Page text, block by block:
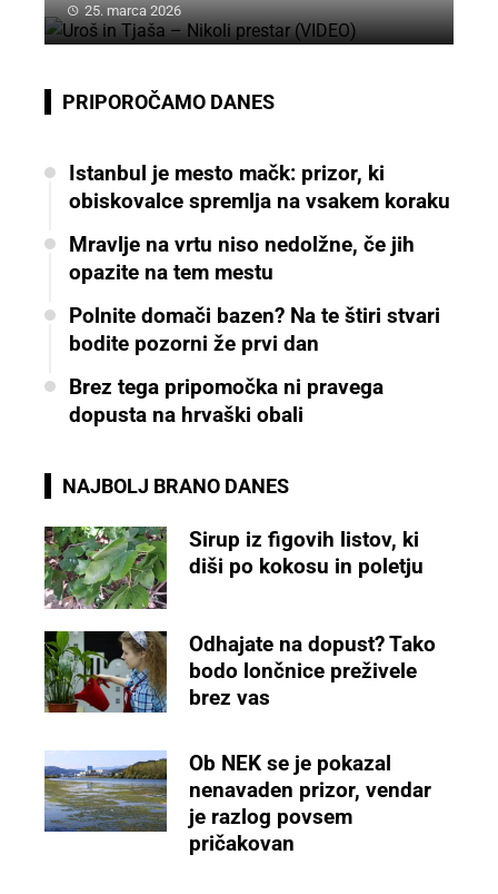
25. marca 2026
PRIPOROČAMO DANES
Istanbul je mesto mačk: prizor, ki
obiskovalce spremlja na vsakem koraku
Mravlje na vrtu niso nedolžne, če jih
opazite na tem mestu
Polnite domači bazen? Na te štiri stvari
bodite pozorni že prvi dan
Brez tega pripomočka ni pravega
dopusta na hrvaški obali
NAJBOLJ BRANO DANES
Sirup iz figovih listov, ki
diši po kokosu in poletju
Odhajate na dopust? Tako
bodo lončnice preživele
brez vas
Ob NEK se je pokazal
nenavaden prizor, vendar
je razlog povsem
pričakovan